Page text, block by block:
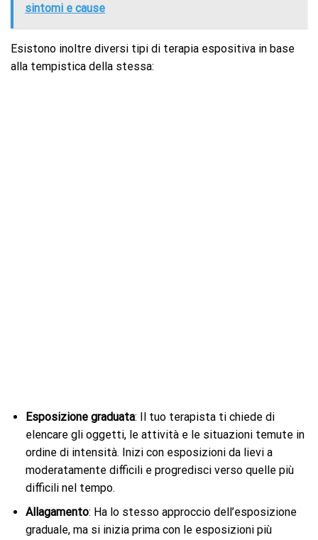
sintomi e cause
Esistono inoltre diversi tipi di terapia espositiva in base
alla tempistica della stessa:
Esposizione graduata: Il tuo terapista ti chiede di
elencare gli oggetti, le attività e le situazioni temute in
ordine di intensità. Inizi con esposizioni da lievi a
moderatamente difficili e progredisci verso quelle più
difficili nel tempo.
Allagamento: Ha lo stesso approccio dell’esposizione
graduale, ma si inizia prima con le esposizioni più